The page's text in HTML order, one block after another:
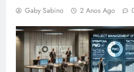
Gaby Sabino 2 Anos Ago